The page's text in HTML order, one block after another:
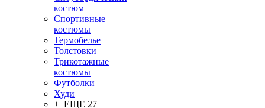
костюм
Спортивные
костюмы
Термобелье
Толстовки
Трикотажные
костюмы
Футболки
Худи
+ ЕЩЕ 27